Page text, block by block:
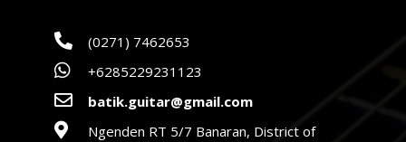
 (0271) 7462653
 +6285229231123
 batik.guitar@gmail.com

Ngenden RT 5/7 Banaran, District of